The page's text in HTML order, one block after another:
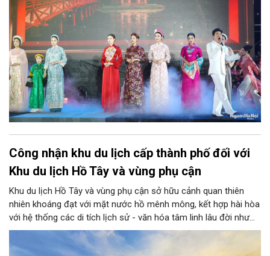
Công nhận khu du lịch cấp thành phố đối với
Khu du lịch Hồ Tây và vùng phụ cận
Khu du lịch Hồ Tây và vùng phụ cận sở hữu cảnh quan thiên
nhiên khoáng đạt với mặt nước hồ mênh mông, kết hợp hài hòa
với hệ thống các di tích lịch sử - văn hóa tâm linh lâu đời như
chùa Trấn Quốc, phủ Tây Hồ và các làng nghề truyền thống đặc
sắc...